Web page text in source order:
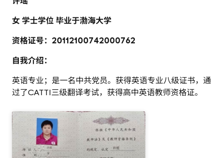
女 学士学位 毕业于渤海大学
资格证号：20112100742000762
自我介绍：
英语专业；是一名中共党员。获得英语专业八级证书，通
过了CATTI 三级翻译考试，获得高中英语教师资格证。